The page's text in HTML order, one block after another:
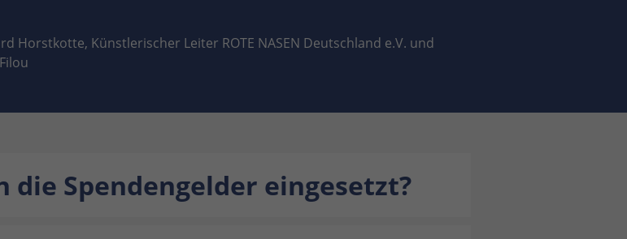
Horstkotte, Künstlerischer Leiter ROTE NASEN Deutschland e.V. und
die Spendengelder eingesetzt?